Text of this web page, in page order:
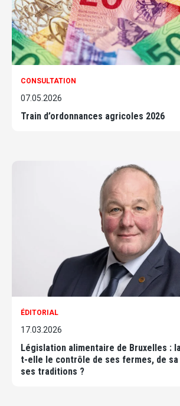
CONSULTATION
07.05.2026
Train d’ordonnances agricoles 2026
ÉDITORIAL
17.03.2026
Législation alimentaire de Bruxelles :
t-elle le contrôle de ses fermes, de
ses traditions ?